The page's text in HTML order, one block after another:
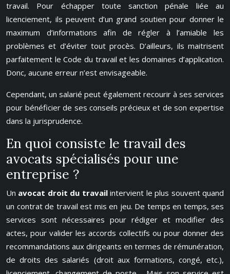
travail. Pour échapper toute sanction pénale liée au
licenciement, ils peuvent d’un grand soutien pour donner le
maximum d’informations afin de régler à l’amiable les
problèmes et d’éviter tout procès. D’ailleurs, ils maitrisent
parfaitement le Code du travail et les domaines d’application.
Donc, aucune erreur n’est envisageable.
Cependant, un salarié peut également recourir à ses services
pour bénéficier de ses conseils précieux et de son expertise
dans la jurisprudence.
En quoi consiste le travail des
avocats spécialisés pour une
entreprise ?
Un avocat droit du travailintervient le plus souvent quand
un contrat de travail est mis en jeu. De temps en temps, ses
services sont nécessaires pour rédiger et modifier des
actes, pour valider les accords collectifs ou pour donner des
recommandations aux dirigeants en termes de rémunération,
de droits des salariés (droit aux formations, congé, etc.),